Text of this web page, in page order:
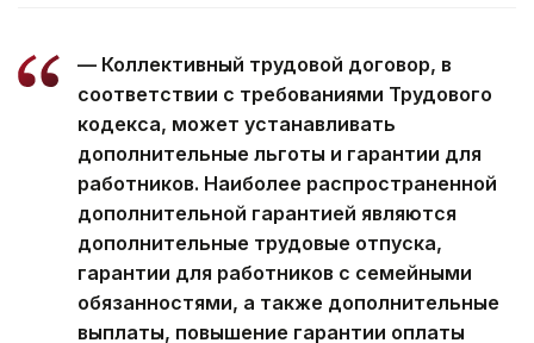
— Коллективный трудовой договор, в
соответствии с требованиями Трудового
кодекса, может устанавливать
дополнительные льготы и гарантии для
работников. Наиболее распространенной
дополнительной гарантией являются
дополнительные трудовые отпуска,
гарантии для работников с семейными
обязанностями, а также дополнительные
выплаты, повышение гарантии оплаты